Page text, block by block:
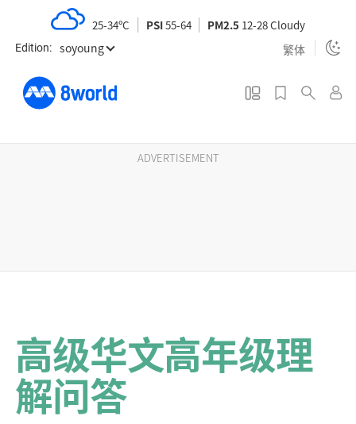
t
Edition: soyoung 繁体
25-34ºC PSI55-64 PM2.5 12-28 Cloudy
ADVERTISEMENT
高级华文高年级理
解问答